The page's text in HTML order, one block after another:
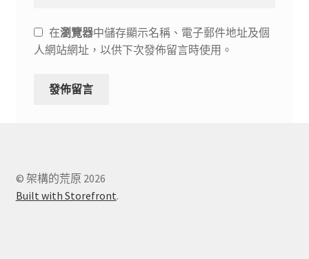
在瀏覽器中儲存顯示名稱、電子郵件地址及個
人網站網址，以供下次發佈留言時使用。
© 架構的荒原 2026
Built with Storefront.